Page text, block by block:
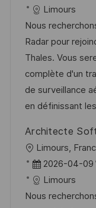
c
a
c
i
ó
n
e
c
h
a
d
e
p
b
l
i
c
a
Limours
Nous
Radar pour
Thales. Vous
complète d'un
de surveillance
en définissant
Architecte
U
b
c
Limours,
F
e
c
2026-04-09
Limours
Nous